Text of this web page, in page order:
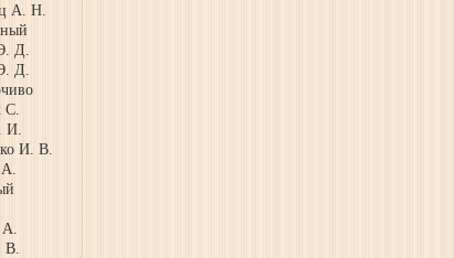
А. Н.
Д.
Д.
С.
И.
И. В.
А.
А.
В.